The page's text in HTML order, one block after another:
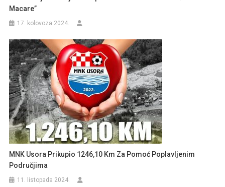
Macare”
17. kolovoza 2024.
MNK Usora Prikupio 1246,10 Km Za Pomoć Poplavljenim
Područjima
11. listopada 2024.